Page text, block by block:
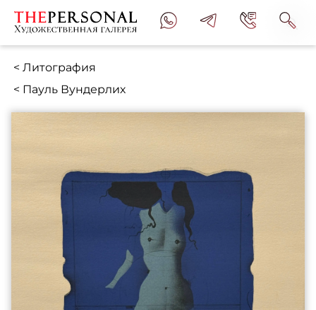
< Литография
< Пауль Вундерлих